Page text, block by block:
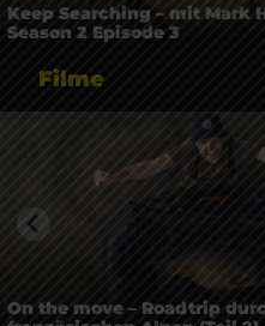
Keep Searching – mit Mark
Season 2 Episode 3
Filme
On the move – Roadtrip